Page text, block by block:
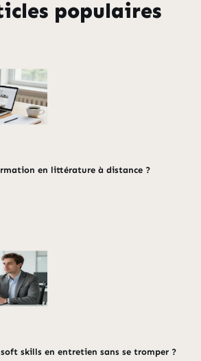
populaires
en littérature à distance ?
skills en entretien sans se tromper ?